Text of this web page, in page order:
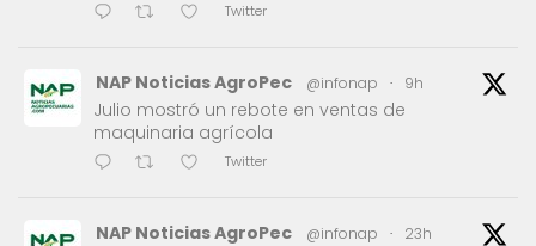
Twitter
NAP Noticias AgroPec @infonap · 9h
Julio mostró un rebote en ventas de
maquinaria agrícola
Twitter
NAP Noticias AgroPec @infonap · 23h